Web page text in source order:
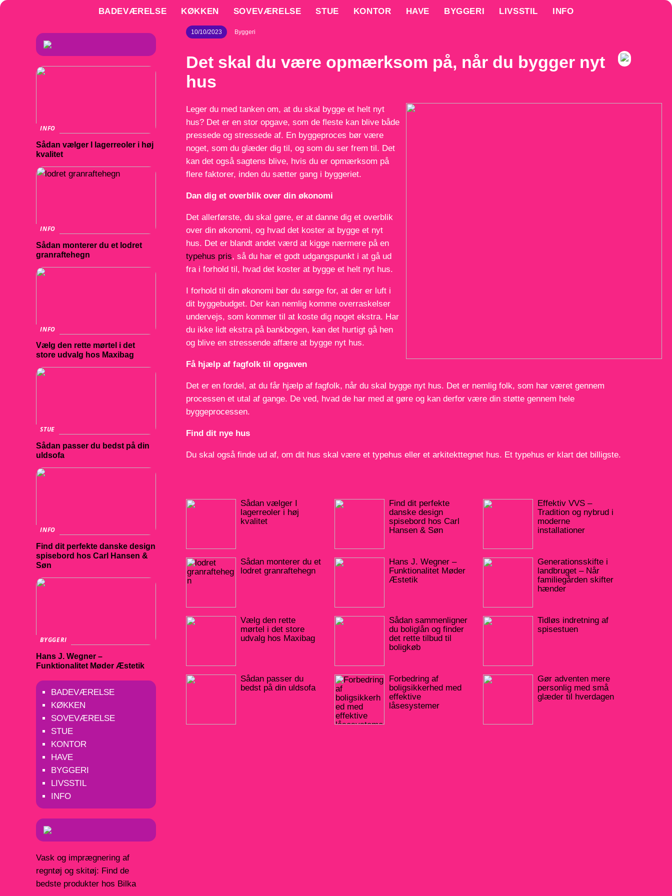
BADEVÆRELSE KØKKEN SOVEVÆRELSE STUE KONTOR HAVE BYGGERI LIVSSTIL INFO
10/10/2023 Byggeri
Det skal du være opmærksom på, når du bygger nyt
hus
Leger du med tanken om, at du skal bygge et helt nyt
hus? Det er en stor opgave, som de fleste kan blive både
pressede og stressede af. En byggeproces bør være
noget, som du glæder dig til, og som du ser frem til. Det
kan det også sagtens blive, hvis du er opmærksom på
flere faktorer, inden du sætter gang i byggeriet.
Dan dig et overblik over din økonomi
Det allerførste, du skal gøre, er at danne dig et overblik
over din økonomi, og hvad det koster at bygge et nyt
hus. Det er blandt andet værd at kigge nærmere på en
typehus pris, så du har et godt udgangspunkt i at gå ud
fra i forhold til, hvad det koster at bygge et helt nyt hus.
I forhold til din økonomi bør du sørge for, at der er luft i
dit byggebudget. Der kan nemlig komme overraskelser
undervejs, som kommer til at koste dig noget ekstra. Har
du ikke lidt ekstra på bankbogen, kan det hurtigt gå hen
og blive en stressende affære at bygge nyt hus.
Få hjælp af fagfolk til opgaven
Det er en fordel, at du får hjælp af fagfolk, når du skal bygge nyt hus. Det er nemlig folk, som har været gennem
processen et utal af gange. De ved, hvad de har med at gøre og kan derfor være din støtte gennem hele
byggeprocessen.
Find dit nye hus
Du skal også finde ud af, om dit hus skal være et typehus eller et arkitekttegnet hus. Et typehus er klart det billigste.
Sådan vælger I
lagerreoler i høj
kvalitet
Sådan monterer du et
lodret granraftehegn
Vælg den rette
mørtel i det store
udvalg hos Maxibag
Sådan passer du
bedst på din uldsofa
Find dit perfekte
danske design
spisebord hos Carl
Hansen & Søn
Hans J. Wegner –
Funktionalitet Møder
Æstetik
Sådan sammenligner
du boliglån og finder
det rette tilbud til
boligkøb
Forbedring af
boligsikkerhed med
effektive
låsesystemer
Effektiv VVS –
Tradition og nybrud i
moderne
installationer
Generationsskifte i
landbruget – Når
familiegården skifter
hænder
Tidløs indretning af
spisestuen
Gør adventen mere
personlig med små
glæder til hverdagen
INFO
Sådan vælger I lagerreoler i høj
kvalitet
INFO
Sådan monterer du et lodret
granraftehegn
INFO
Vælg den rette mørtel i det
store udvalg hos Maxibag
STUE
Sådan passer du bedst på din
uldsofa
INFO
Find dit perfekte danske design
spisebord hos Carl Hansen &
Søn
BYGGERI
Hans J. Wegner –
Funktionalitet Møder Æstetik
BADEVÆRELSE
KØKKEN
SOVEVÆRELSE
STUE
KONTOR
HAVE
BYGGERI
LIVSSTIL
INFO
Vask og imprægnering af
regntøj og skitøj: Find de
bedste produkter hos Bilka